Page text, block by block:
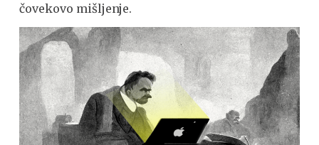
čovekovo mišljenje.